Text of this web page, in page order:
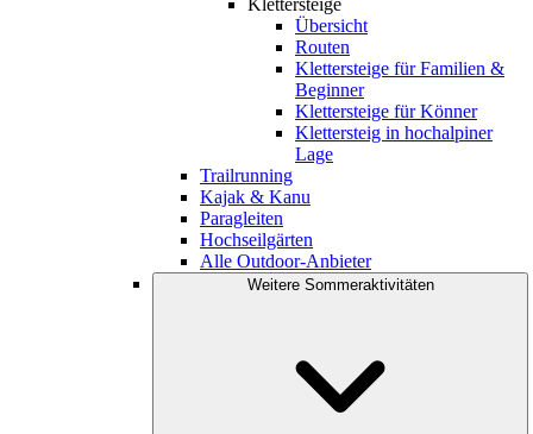
Klettersteige
Übersicht
Routen
Klettersteige für Familien &
Beginner
Klettersteige für Könner
Klettersteig in hochalpiner
Lage
Trailrunning
Kajak & Kanu
Paragleiten
Hochseilgärten
Alle Outdoor-Anbieter
Weitere Sommeraktivitäten